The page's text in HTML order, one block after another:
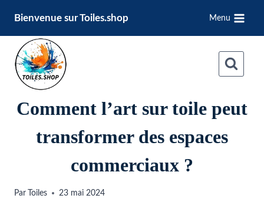
contenu
Bienvenue sur Toiles.shop Menu
Comment l’art sur toile peut
transformer des espaces
commerciaux ?
Par Toiles 23 mai 2024